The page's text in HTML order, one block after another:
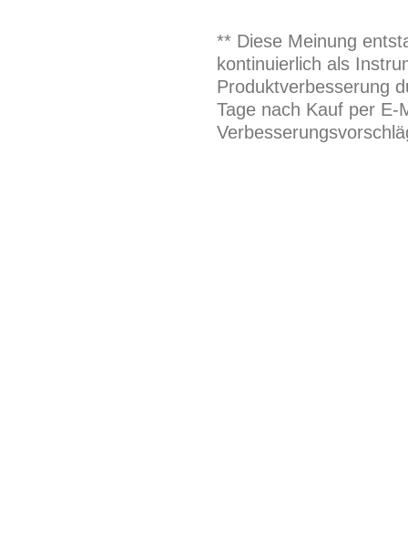
** Diese Meinung
kontinuierlich als
Produktverbesserung
Tage nach Kauf per E-